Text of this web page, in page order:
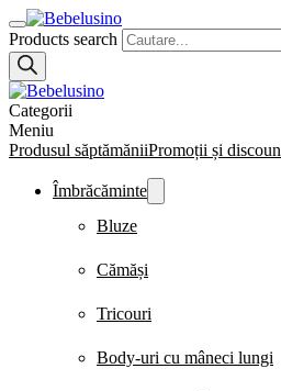
Products search
Categorii
Meniu
Produsul săptămăniiPromoții și
Îmbrăcăminte
Bluze
Cămăși
Tricouri
Body-uri cu mâneci lungi